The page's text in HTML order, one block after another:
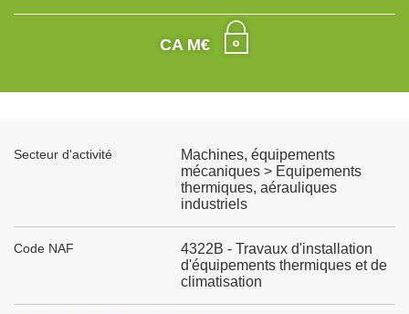
CA M€
Secteur d'activité
Machines, équipements
mécaniques > Equipements
thermiques, aérauliques
industriels
Code NAF
4322B - Travaux d'installation
d'équipements thermiques et de
climatisation